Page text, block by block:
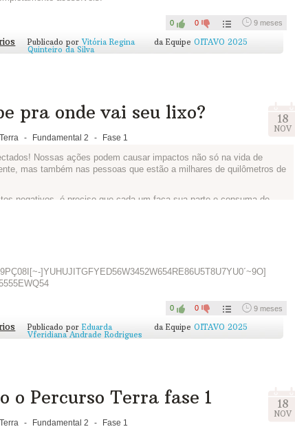
0 0 9 meses
Publicado por Vitória Regina
Quinteiro da Silva
da Equipe OITAVO 2025
pra onde vai seu lixo?
- Fundamental 2 - Fase 1
18
NOV
Nossas ações podem causar impactos não só na vida de
mas também nas pessoas que estão a milhares de quilômetros de
negativos, é preciso que cada um faça sua parte e consuma de
podem adotar, juntos vocês podem ter ótimas ideias.
vocês pensaram e como irão fazer para reduzir a quantidade de
]YUHUJITGFYED56W3452W654RE86U5T8U7YU0´~9O]
0 0 9 meses
Publicado por Eduarda
Vferidiana Andrade Rodrigues
da Equipe OITAVO 2025
o Percurso Terra fase 1
- Fundamental 2 - Fase 1
18
NOV